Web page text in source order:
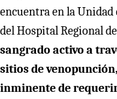
encuentra en la
del Hospital Regional
sangrado activo a
sitios de
inminente de